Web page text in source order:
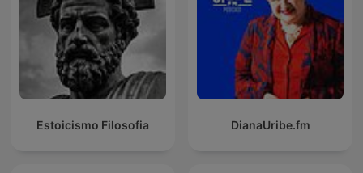
Estoicismo Filosofia DianaUribe.fm